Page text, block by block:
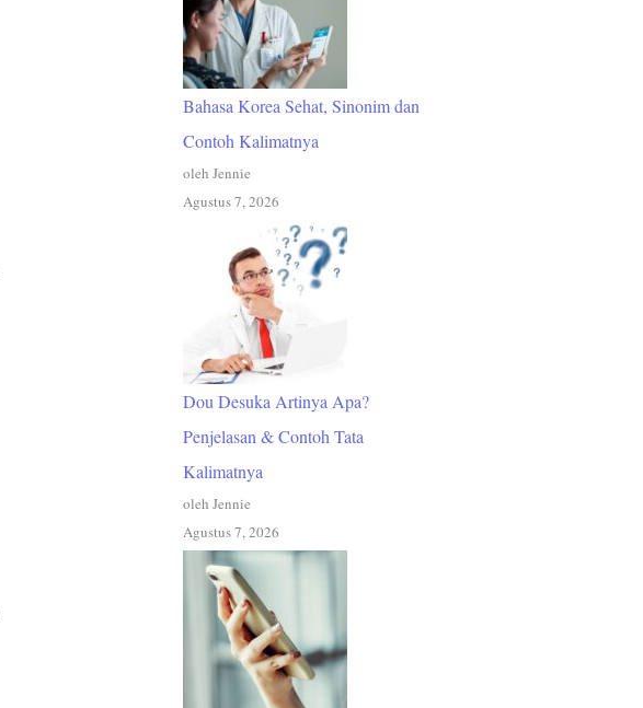
Bahasa Korea Sehat, Sinonim dan
Contoh Kalimatnya
oleh Jennie
Agustus 7, 2026
Dou Desuka Artinya Apa?
Penjelasan & Contoh Tata
Kalimatnya
oleh Jennie
Agustus 7, 2026